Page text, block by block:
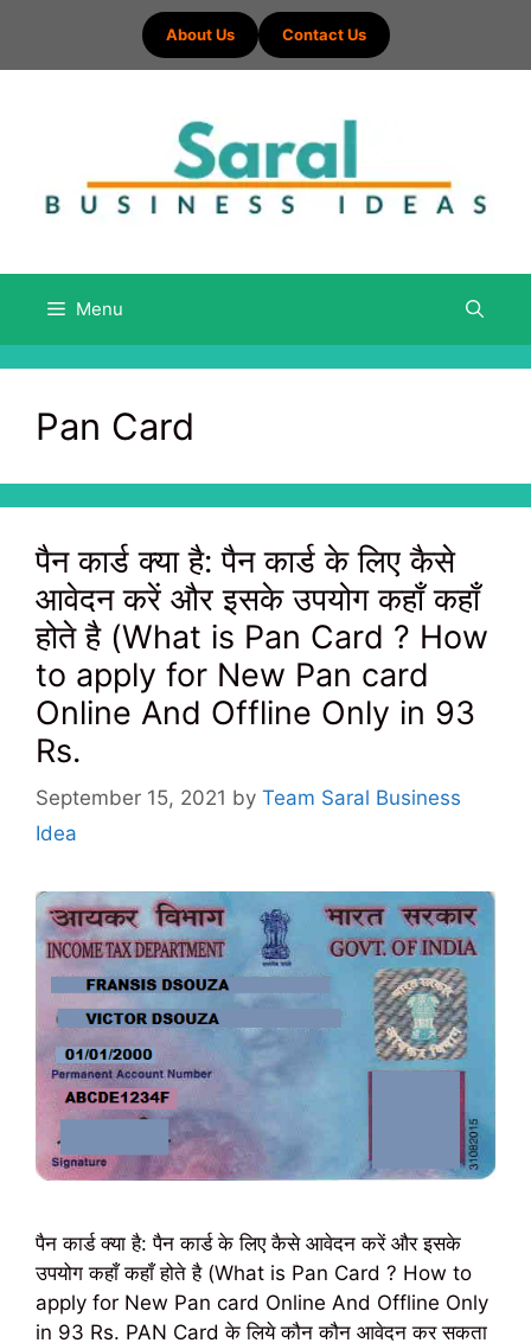
content
About Us Contact Us
Menu
Pan Card
पैन कार्ड क्या है: पैन कार्ड के लिए कैसे
आवेदन करें और इसके उपयोग कहाँ कहाँ
होते है (What is Pan Card ? How
to apply for New Pan card
Online And Offline Only in 93
Rs.
September 15, 2021 by Team Saral Business
Idea
पैन कार्ड क्या है: पैन कार्ड के लिए कैसे आवेदन करें और इसके
उपयोग कहाँ कहाँ होते है (What is Pan Card ? How to
apply for New Pan card Online And Offline Only
in 93 Rs. PAN Card के लिये कौन कौन आवेदन कर सकता